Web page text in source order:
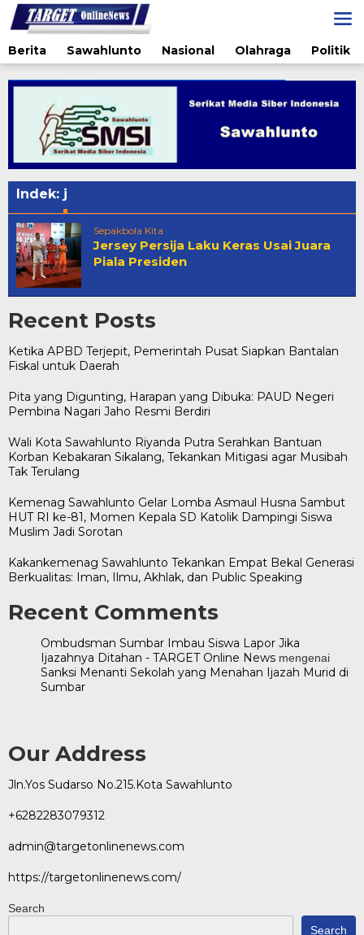
Lewati
ke
konten
Berita
Sawahlunto Nasional Olahraga Politik
Indek: j
Sepakbola Kita
Jersey Persija Laku Keras Usai Juara
Piala Presiden
Recent Posts
Ketika APBD Terjepit, Pemerintah Pusat Siapkan Bantalan
Fiskal untuk Daerah
Pita yang Digunting, Harapan yang Dibuka: PAUD Negeri
Pembina Nagari Jaho Resmi Berdiri
Wali Kota Sawahlunto Riyanda Putra Serahkan Bantuan
Korban Kebakaran Sikalang, Tekankan Mitigasi agar Musibah
Tak Terulang
Kemenag Sawahlunto Gelar Lomba Asmaul Husna Sambut
HUT RI ke-81, Momen Kepala SD Katolik Dampingi Siswa
Muslim Jadi Sorotan
Kakankemenag Sawahlunto Tekankan Empat Bekal Generasi
Berkualitas: Iman, Ilmu, Akhlak, dan Public Speaking
Recent Comments
Ombudsman Sumbar Imbau Siswa Lapor Jika
Ijazahnya Ditahan - TARGET Online News mengenai
Sanksi Menanti Sekolah yang Menahan Ijazah Murid di
Sumbar
Our Address
Jln.Yos Sudarso No.215.Kota Sawahlunto
+6282283079312
admin@targetonlinenews.com
https://targetonlinenews.com/
Search
Search